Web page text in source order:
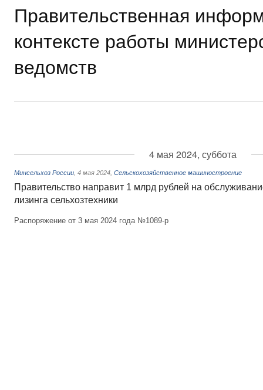
Правительственная
контексте работы
ведомств
4 мая 2024, суббота
Минсельхоз России 4 мая 2024 Сельскохозяйственное машиностроение
Правительство направит 1 млрд рублей на
лизинга сельхозтехники
Распоряжение от 3 мая 2024 года №1089-р